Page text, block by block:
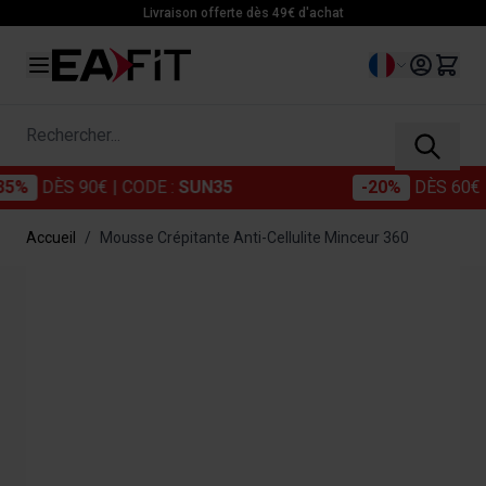
Livraison offerte dès 49€ d'achat
Langue
Rechercher...
DÈS 90€| CODE :SUN35 -20% DÈS 60€|
Accueil / Mousse Crépitante Anti-Cellulite Minceur 360